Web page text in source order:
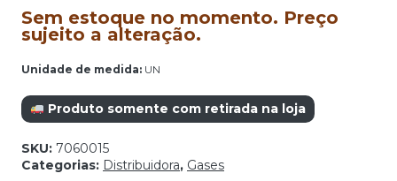
Sem estoque no momento. Preço
sujeito a alteração.
Unidade de medida: UN
Produto somente com retirada na loja
SKU: 7060015
Categorias: Distribuidora, Gases